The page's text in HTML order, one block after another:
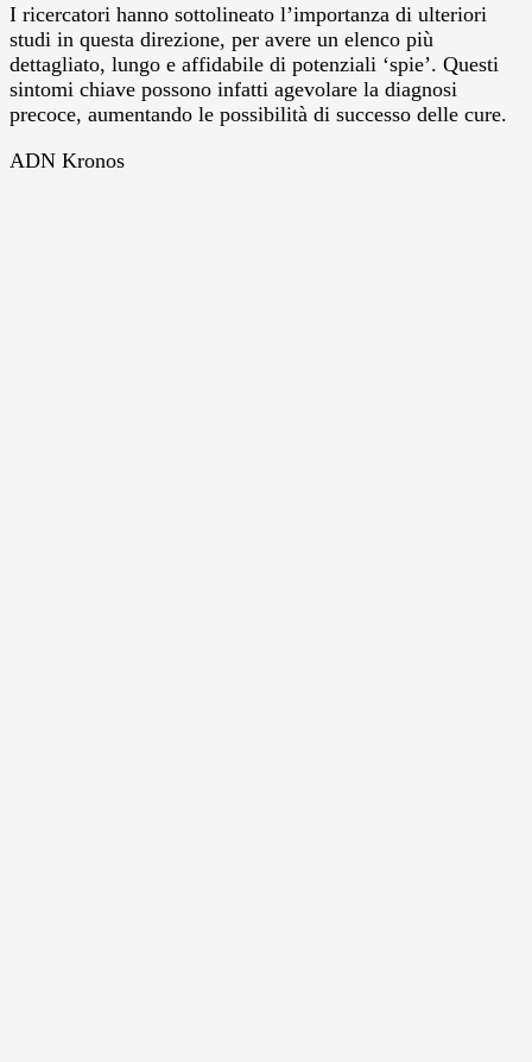
I ricercatori hanno sottolineato l’importanza di ulteriori
studi in questa direzione, per avere un elenco più
dettagliato, lungo e affidabile di potenziali ‘spie’. Questi
sintomi chiave possono infatti agevolare la diagnosi
precoce, aumentando le possibilità di successo delle cure.
ADN Kronos